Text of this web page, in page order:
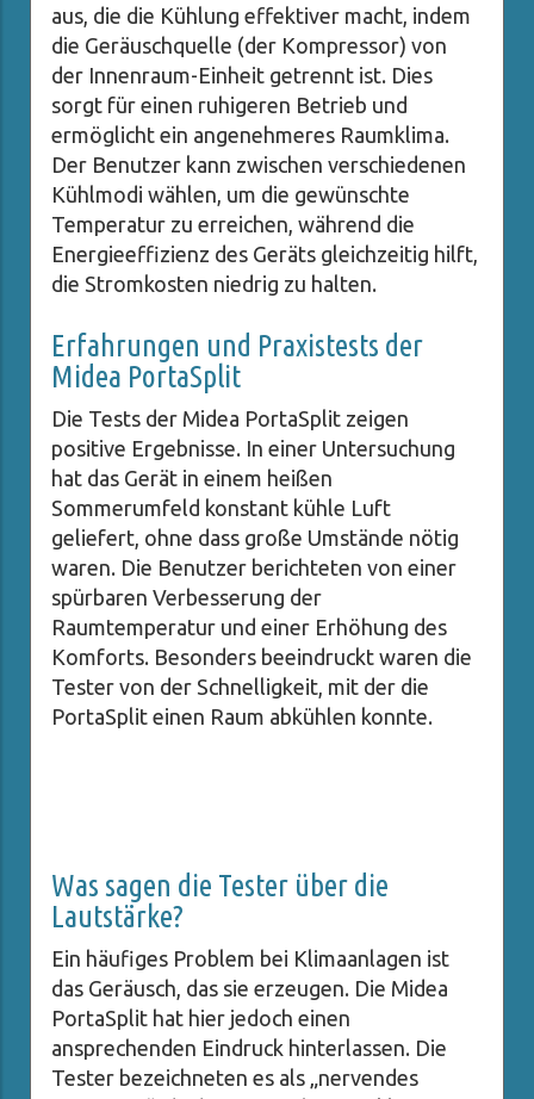
aus, die die Kühlung effektiver macht, indem
die Geräuschquelle (der Kompressor) von
der Innenraum-Einheit getrennt ist. Dies
sorgt für einen ruhigeren Betrieb und
ermöglicht ein angenehmeres Raumklima.
Der Benutzer kann zwischen verschiedenen
Kühlmodi wählen, um die gewünschte
Temperatur zu erreichen, während die
Energieeffizienz des Geräts gleichzeitig hilft,
die Stromkosten niedrig zu halten.
Erfahrungen und Praxistests der
Midea PortaSplit
Die Tests der Midea PortaSplit zeigen
positive Ergebnisse. In einer Untersuchung
hat das Gerät in einem heißen
Sommerumfeld konstant kühle Luft
geliefert, ohne dass große Umstände nötig
waren. Die Benutzer berichteten von einer
spürbaren Verbesserung der
Raumtemperatur und einer Erhöhung des
Komforts. Besonders beeindruckt waren die
Tester von der Schnelligkeit, mit der die
PortaSplit einen Raum abkühlen konnte.
Was sagen die Tester über die
Lautstärke?
Ein häufiges Problem bei Klimaanlagen ist
das Geräusch, das sie erzeugen. Die Midea
PortaSplit hat hier jedoch einen
ansprechenden Eindruck hinterlassen. Die
Tester bezeichneten es als „nervendes